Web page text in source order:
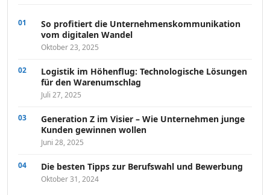
So profitiert die Unternehmenskommunikation
vom digitalen Wandel
Oktober 23, 2025
Logistik im Höhenflug: Technologische Lösungen
für den Warenumschlag
Juli 27, 2025
Generation Z im Visier – Wie Unternehmen junge
Kunden gewinnen wollen
Juni 28, 2025
Die besten Tipps zur Berufswahl und Bewerbung
Oktober 31, 2024